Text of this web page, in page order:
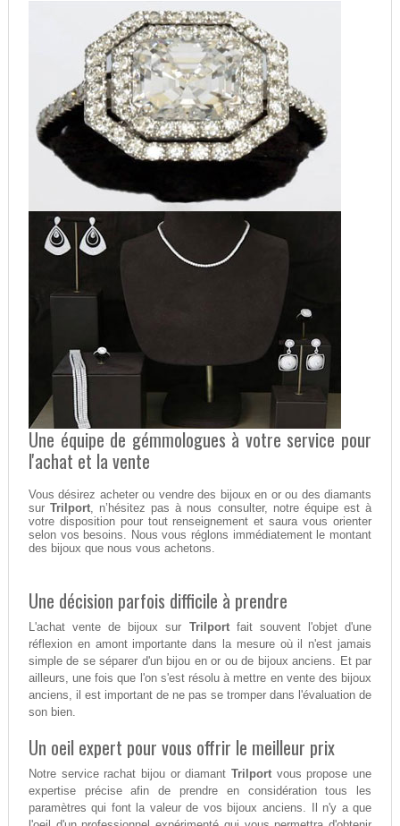
Une équipe de gémmologues à votre service pour
l'achat et la vente
Vous désirez acheter ou vendre des bijoux en or ou des diamants
surTrilport, n’hésitez pas à nous consulter, notre équipe est à
votre disposition pour tout renseignement et saura vous orienter
selon vos besoins. Nous vous réglons immédiatement le montant
des bijoux que nous vous achetons.
Une décision parfois difficile à prendre
L'achat vente de bijoux sur Trilportfait souvent l'objet d'une
réflexion en amont importante dans la mesure où il n'est jamais
simple de se séparer d'un bijou en or ou de bijoux anciens. Et par
ailleurs, une fois que l'on s'est résolu à mettre en vente des bijoux
anciens, il est important de ne pas se tromper dans l'évaluation de
son bien.
Un oeil expert pour vous offrir le meilleur prix
Notre service rachat bijou or diamantTrilport vous propose une
expertise précise afin de prendre en considération tous les
paramètres qui font la valeur de vos bijoux anciens. Il n'y a que